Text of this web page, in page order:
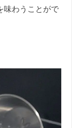
味わうことがで